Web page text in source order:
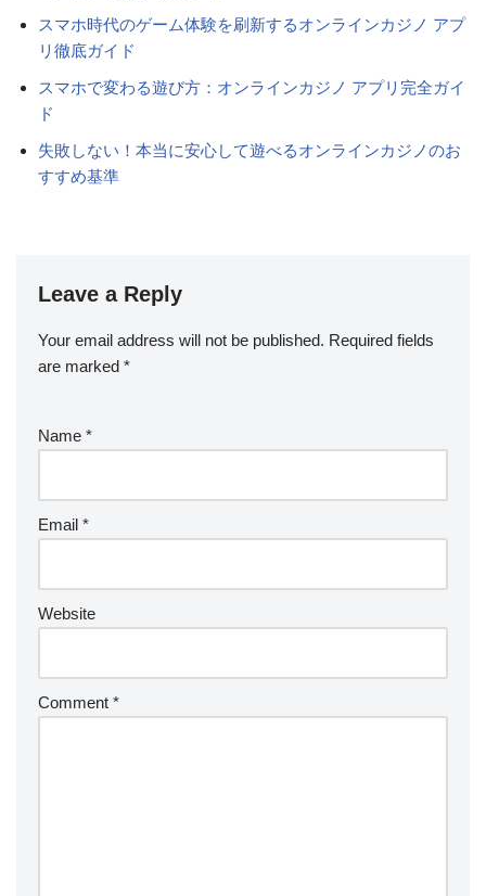
スマホ時代のゲーム体験を刷新するオンラインカジノ アプ
リ徹底ガイド
スマホで変わる遊び方：オンラインカジノ アプリ完全ガイ
ド
失敗しない！本当に安心して遊べるオンラインカジノのお
すすめ基準
Leave a Reply
Your email address will not be published. Required fields
are marked *
Name *
Email *
Website
Comment *